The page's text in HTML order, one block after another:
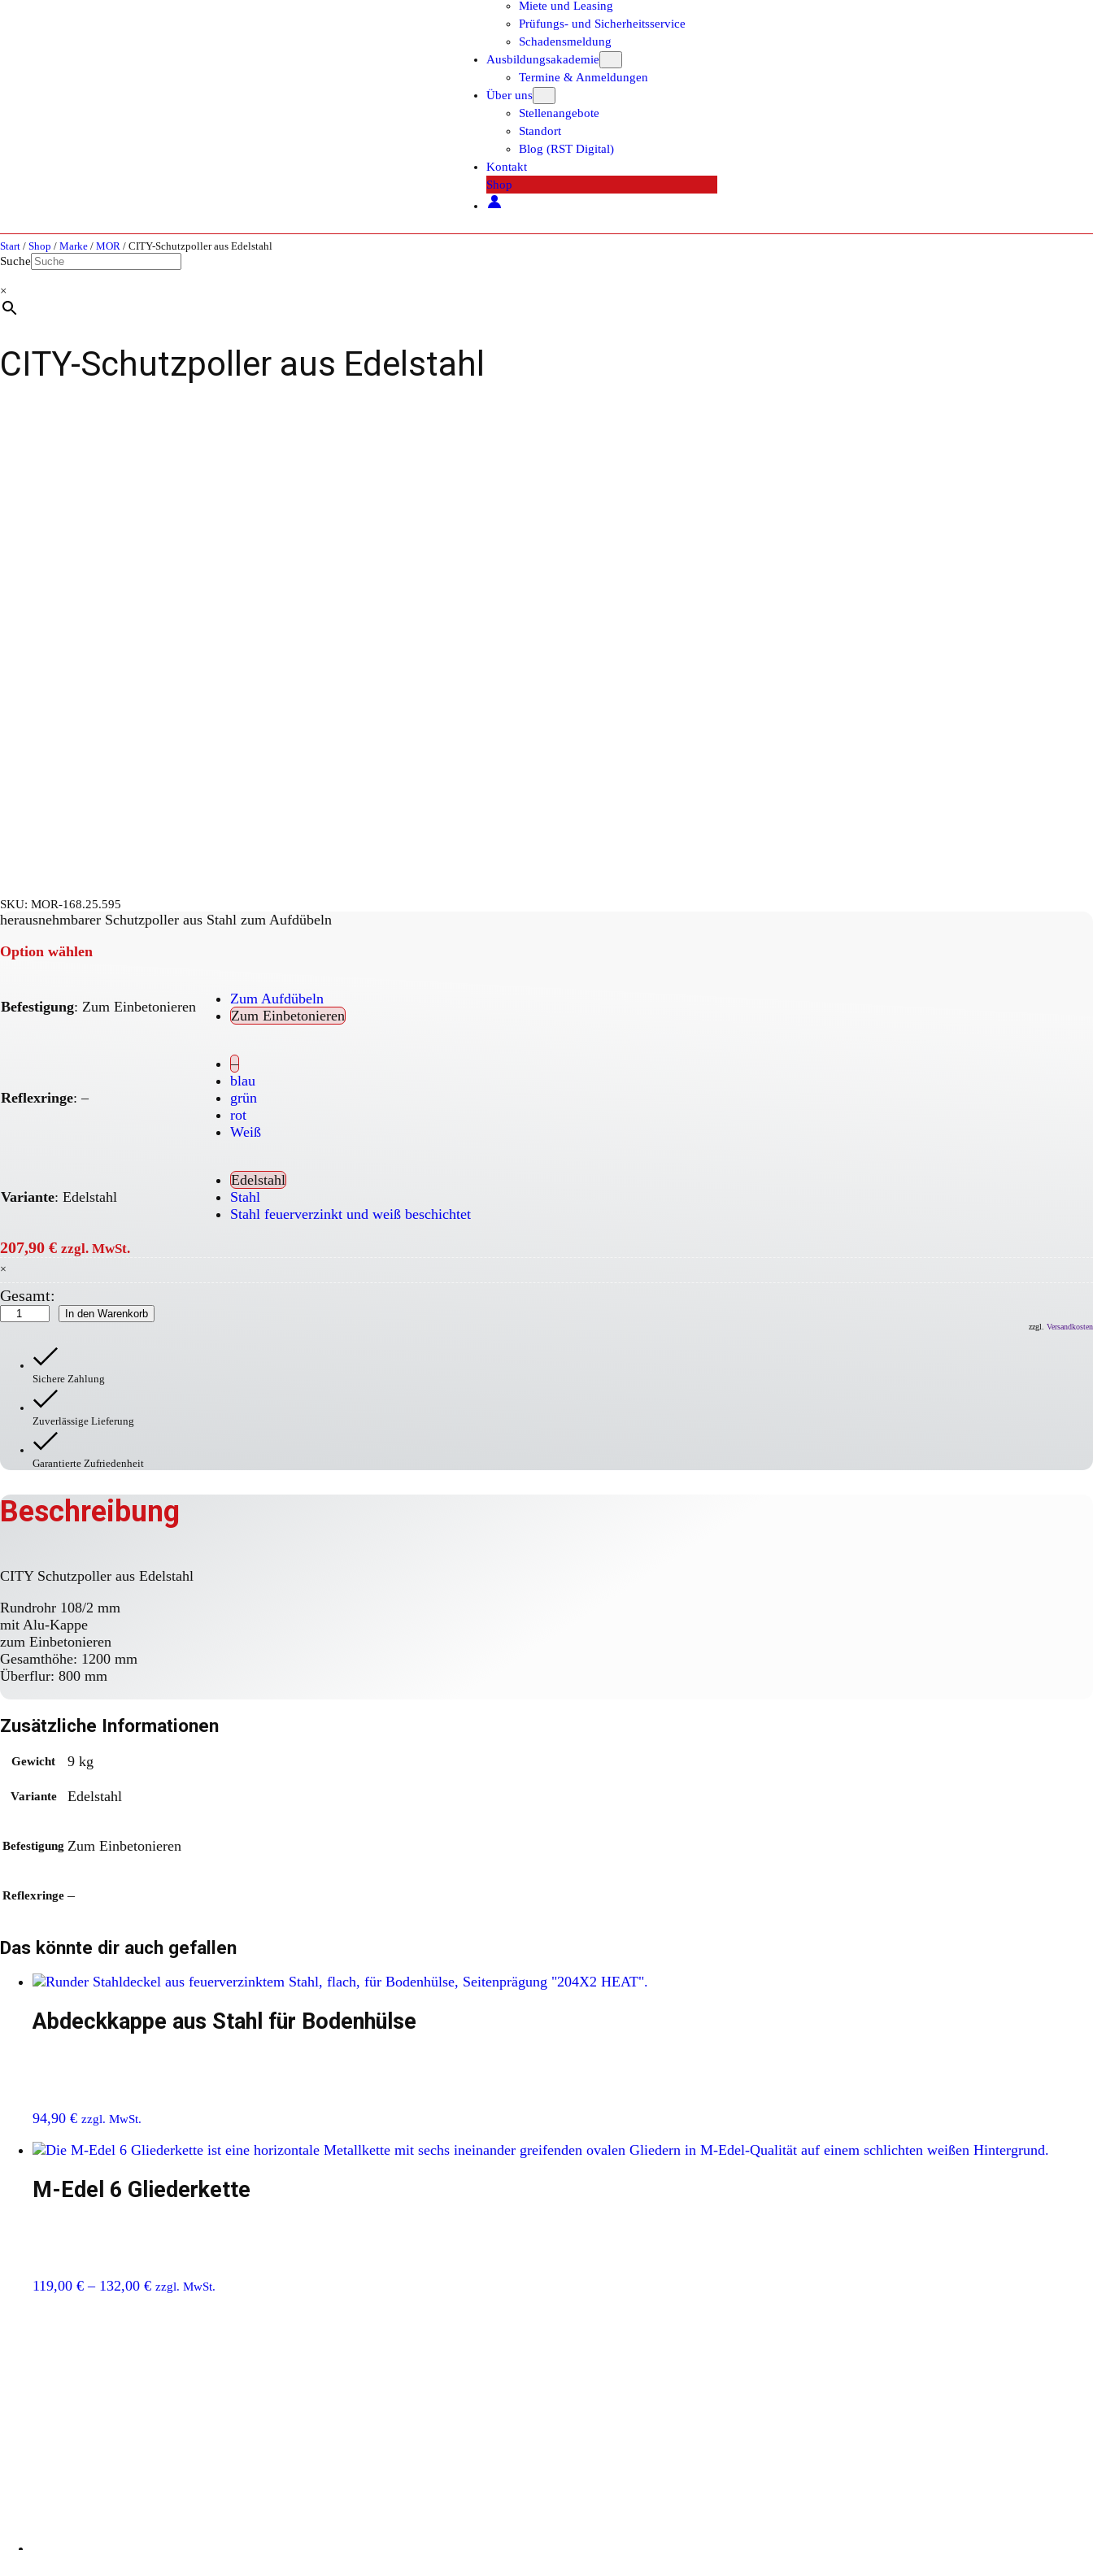
Miete und Leasing
Prüfungs- und Sicherheitsservice
Schadensmeldung
Ausbildungsakademie
Termine & Anmeldungen
Über uns
Stellenangebote
Standort
Blog (RST Digital)
Kontakt
Shop
Start / Shop / Marke / MOR / CITY-Schutzpoller aus Edelstahl
Suche
×
CITY-Schutzpoller aus Edelstahl
SKU: MOR-168.25.595
herausnehmbarer Schutzpoller aus Stahl zum Aufdübeln
Option wählen
Befestigung: Zum Einbetonieren
Zum Aufdübeln
Zum Einbetonieren
Reflexringe: –
–
blau
grün
rot
Weiß
Variante: Edelstahl
Edelstahl
Stahl
Stahl feuerverzinkt und weiß beschichtet
207,90 € zzgl. MwSt.
×
Gesamt:
CITY-
Schutzpoller
Menge
In den Warenkorb
zzgl. Versandkosten
Sichere Zahlung
Zuverlässige Lieferung
Garantierte Zufriedenheit
Beschreibung
CITY Schutzpoller aus Edelstahl
Rundrohr 108/2 mm
mit Alu-Kappe
zum Einbetonieren
Gesamthöhe: 1200 mm
Überflur: 800 mm
Zusätzliche Informationen
Gewicht 9 kg
Variante Edelstahl
Befestigung Zum Einbetonieren
Reflexringe –
Das könnte dir auch gefallen
Abdeckkappe aus Stahl für Bodenhülse
94,90 € zzgl. MwSt.
M-Edel 6 Gliederkette
119,00 € – 132,00 € zzgl. MwSt.